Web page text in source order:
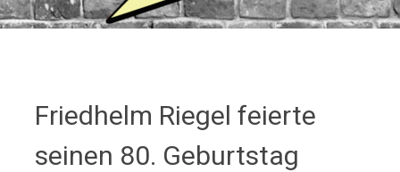
Friedhelm Riegel feierte
seinen 80. Geburtstag